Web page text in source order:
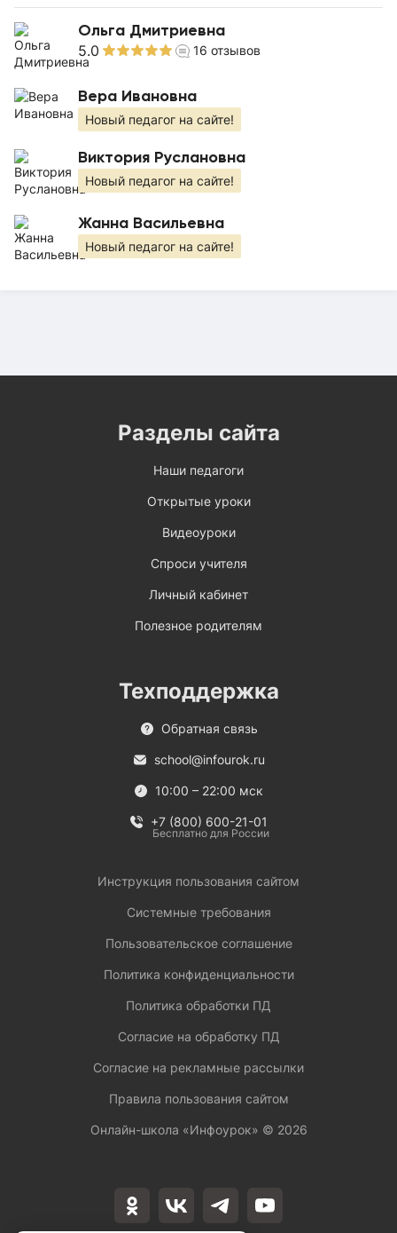
Ольга Дмитриевна
5.0 16 отзывов
Вера Ивановна
Новый педагог на сайте!
Виктория Руслановна
Новый педагог на сайте!
Жанна Васильевна
Новый педагог на сайте!
Разделы сайта
Наши педагоги
Открытые уроки
Видеоуроки
Спроси учителя
Личный кабинет
Полезное родителям
Техподдержка
Обратная связь
school@infourok.ru
10:00 – 22:00 мск
+7 (800) 600-21-01
Бесплатно для России
Инструкция пользования сайтом
Системные требования
Пользовательское соглашение
Политика конфиденциальности
Политика обработки ПД
Согласие на обработку ПД
Согласие на рекламные рассылки
Правила пользования сайтом
Онлайн-школа «Инфоурок» © 2026